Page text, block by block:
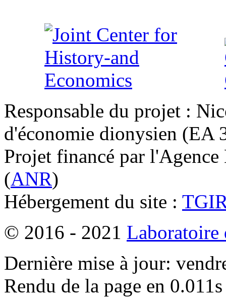
Responsable du projet :
d'économie dionysien
Projet financé par l'Agence
(ANR)
Hébergement du site :
© 2016 - 2021 Laboratoire
Dernière mise à jour:
Rendu de la page en 0.011s